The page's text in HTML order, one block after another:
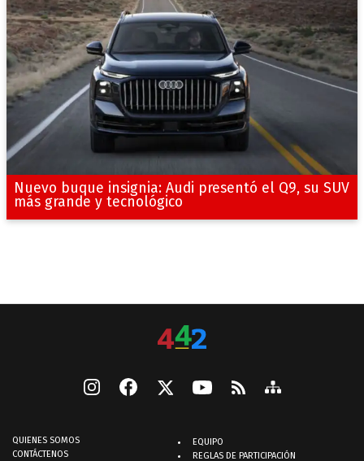
Nuevo buque insignia: Audi presentó el Q9, su SUV
más grande y tecnológico
QUIENES SOMOS
CONTÁCTENOS
EQUIPO
REGLAS DE PARTICIPACIÓN